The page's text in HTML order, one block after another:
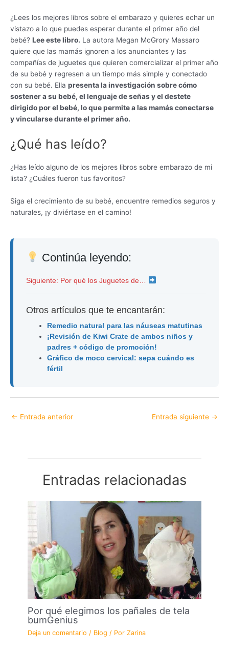
¿Lees los mejores libros sobre el embarazo y quieres echar un
vistazo a lo que puedes esperar durante el primer año del
bebé? Lee este libro. La autora Megan McGrory Massaro
quiere que las mamás ignoren a los anunciantes y las
compañías de juguetes que quieren comercializar el primer año
de su bebé y regresen a un tiempo más simple y conectado
con su bebé. Ella presenta la investigación sobre cómo
sostener a su bebé, el lenguaje de señas y el destete
dirigido por el bebé, lo que permite a las mamás conectarse
y vincularse durante el primer año.
¿Qué has leído?
¿Has leído alguno de los mejores libros sobre embarazo de mi
lista? ¿Cuáles fueron tus favoritos?
Siga el crecimiento de su bebé, encuentre remedios seguros y
naturales, ¡y diviértase en el camino!
Continúa leyendo:
Siguiente: Por qué los Juguetes de…
Otros artículos que te encantarán:
Remedio natural para las náuseas matutinas
¡Revisión de Kiwi Crate de ambos niños y
padres + código de promoción!
Gráfico de moco cervical: sepa cuándo es
fértil
← Entrada anterior Entrada siguiente →
Entradas relacionadas
Por qué elegimos los pañales de tela
bumGenius
Deja un comentario / Blog / PorZarina